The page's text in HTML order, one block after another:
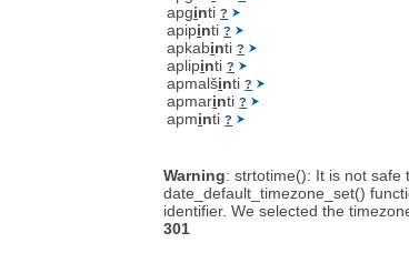
apginti?
apipinti?
apkabinti?
aplipinti?
apmalšinti?
apmarinti?
apminti?
Warning: strtotime(): It is not safe
date_default_timezone_set()
identifier. We selected the
301